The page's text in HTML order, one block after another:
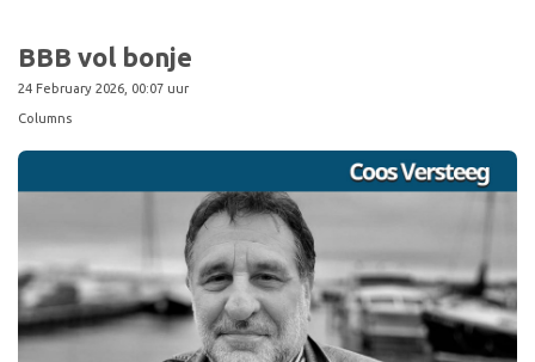
BBB vol bonje
24 February 2026, 00:07 uur
Columns